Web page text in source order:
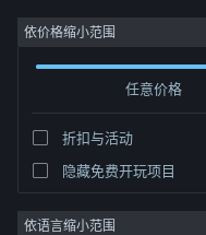
登录
社区
关于
依价格缩小范围
任意价格
折扣与活动
隐藏免费开玩项目
依语言缩小范围
开发者: Hont